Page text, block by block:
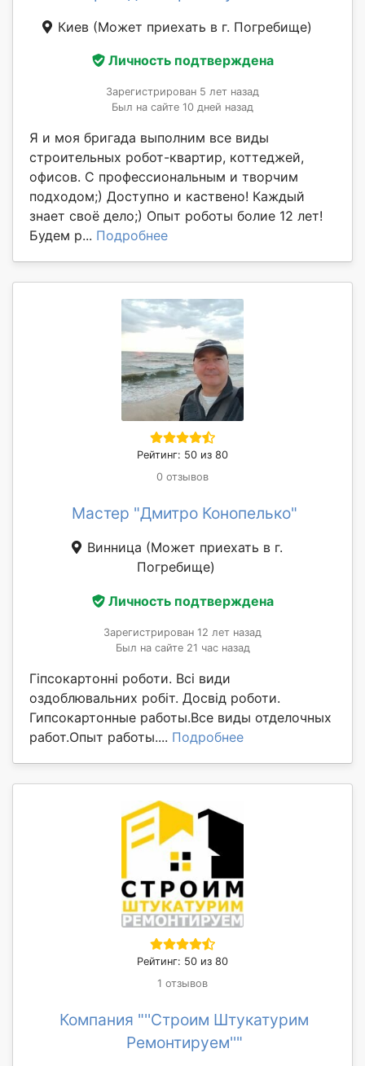
Киев (Может приехать в г. Погребище)
Личность подтверждена
Зарегистрирован 5 лет назад
Был на сайте 10 дней назад
Я и моя бригада выполним все виды
строительных робот-квартир, коттеджей,
офисов. С профессиональным и творчим
подходом;) Доступно и каствено! Каждый
знает своё дело;) Опыт роботы болие 12 лет!
Будем р... Подробнее
Рейтинг: 50 из 80
0 отзывов
Мастер "Дмитро Конопелько"
Винница (Может приехать в г.
Погребище)
Личность подтверждена
Зарегистрирован 12 лет назад
Был на сайте 21 час назад
Гіпсокартонні роботи. Всі види
оздоблювальних робіт. Досвід роботи.
Гипсокартонные работы.Все виды отделочных
работ.Опыт работы.... Подробнее
Рейтинг: 50 из 80
1 отзывов
Компания "''Строим Штукатурим
Ремонтируем''"